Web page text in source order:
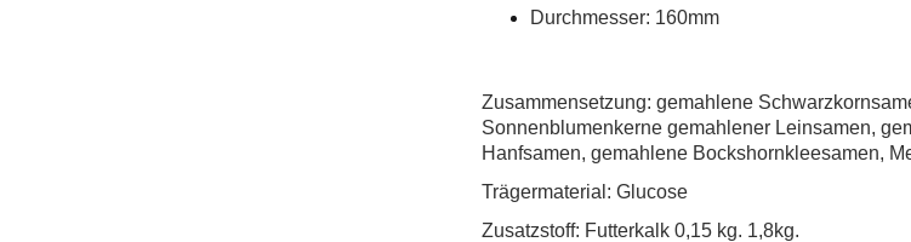
Durchmesser: 160mm
Zusammensetzung: gemahlene
Sonnenblumenkerne gemahlener Leinsamen,
Hanfsamen, gemahlene Bockshornkleesamen,
Trägermaterial: Glucose
Zusatzstoff: Futterkalk 0,15 kg. 1,8kg.